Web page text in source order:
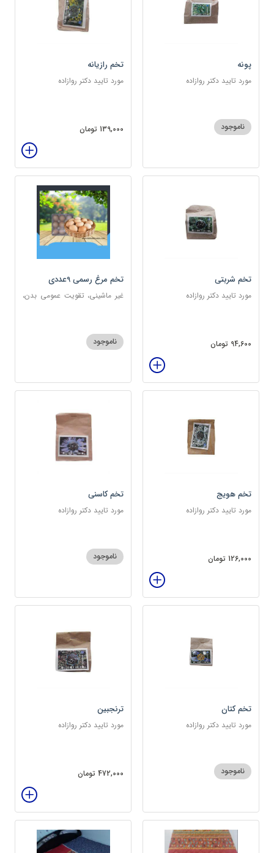
پونه
مورد تایید دکتر روازاده
ناموجود
تخم رازیانه
مورد تایید دکتر روازاده
139,000 تومان
تخم شربتی
مورد تایید دکتر روازاده
94,600 تومان
تخم مرغ رسمی 9عددی
غیر ماشینی، تقویت عمومی بدن،
ناموجود
تخم هویج
مورد تایید دکتر روازاده
126,000 تومان
تخم کاسنی
مورد تایید دکتر روازاده
ناموجود
تخم کتان
مورد تایید دکتر روازاده
ناموجود
ترنجبین
مورد تایید دکتر روازاده
472,000 تومان